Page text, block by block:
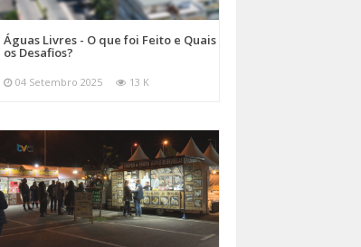
Águas Livres - O que foi Feito e Quais
os Desafios?
04 Setembro 2025 13 K